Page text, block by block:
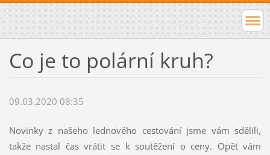
Co je to polární kruh?
09.03.2020 08:35
Novinky z našeho lednového cestování jsme vám sdělili,
takže nastal čas vrátit se k soutěžení o ceny. Opět vám